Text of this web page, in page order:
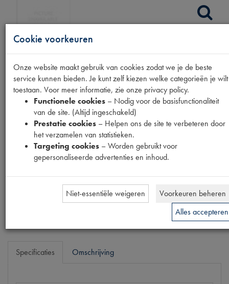
INLEGMOER
BINNEN
Productnummer
1600406
Prijs
€2,98 (€2,46excl. btw)
Bestel
Specificaties Omschrijving
Cookie voorkeuren
Onze website maakt gebruik van cookies zodat we je de beste
service kunnen bieden. Je kunt zelf kiezen welke categorieën je wilt
toestaan. Voor meer informatie, zie onze privacy policy.
Functionele cookies – Nodig voor de basisfunctionaliteit
van de site. (Altijd ingeschakeld)
Prestatie cookies – Helpen ons de site te verbeteren door
het verzamelen van statistieken.
Targeting cookies – Worden gebruikt voor
gepersonaliseerde advertenties en inhoud.
Niet-essentiële weigeren
Voorkeuren beheren
Alles accepteren